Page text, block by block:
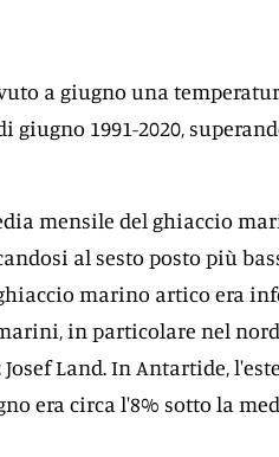
a giugno una
giugno 1991-2020,
mensile del ghiaccio
al sesto posto più
marino artico era
in particolare nel
Land. In Antartide,
era circa l'8% sotto la